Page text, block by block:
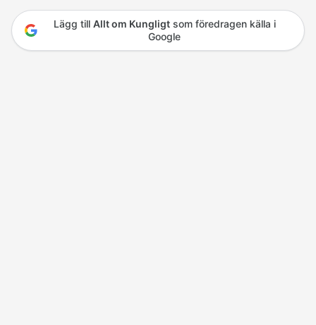
Lägg till Allt om Kungligtsom föredragen källa i
Google